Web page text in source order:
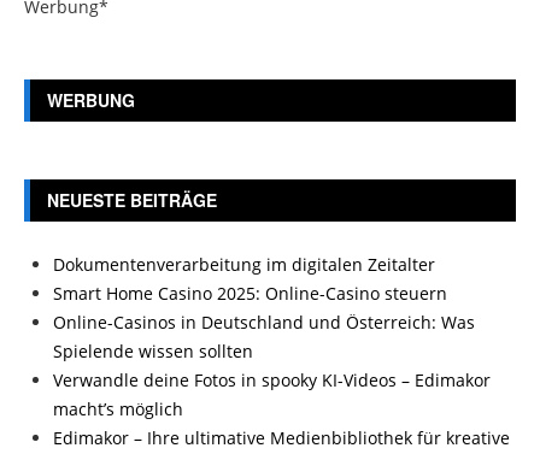
Werbung*
WERBUNG
NEUESTE BEITRÄGE
Dokumentenverarbeitung im digitalen Zeitalter
Smart Home Casino 2025: Online-Casino steuern
Online-Casinos in Deutschland und Österreich: Was
Spielende wissen sollten
Verwandle deine Fotos in spooky KI-Videos – Edimakor
macht’s möglich
Edimakor – Ihre ultimative Medienbibliothek für kreative